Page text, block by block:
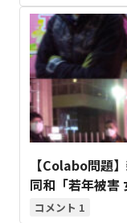
【Colabo問題
同和「若年被害
1